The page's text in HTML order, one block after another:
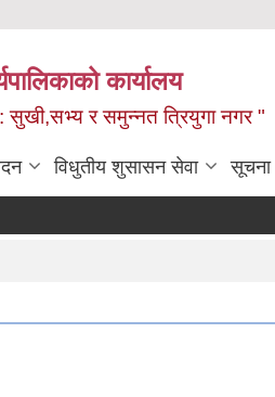
कार्यालय
सुखी,सभ्य र समुन्नत त्रियुगा नगर "
विधुतीय शुसासन सेवा सूचना